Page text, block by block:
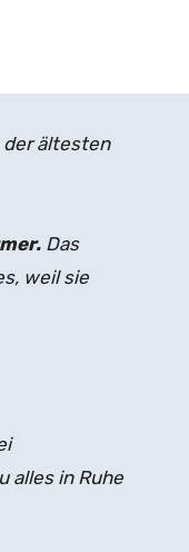
der ältesten
Das
weil sie
alles in Ruhe